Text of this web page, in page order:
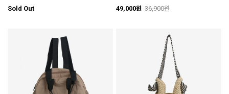
Sold Out 49,000원 36,900원